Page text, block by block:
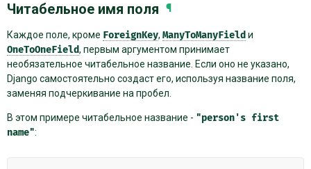
Читабельное имя поля ¶
Каждое поле, кроме ForeignKey, ManyToManyField и
OneToOneField, первым аргументом принимает
необязательное читабельное название. Если оно не указано,
Django самостоятельно создаст его, используя название поля,
заменяя подчеркивание на пробел.
В этом примере читабельное название - "person's first
name":